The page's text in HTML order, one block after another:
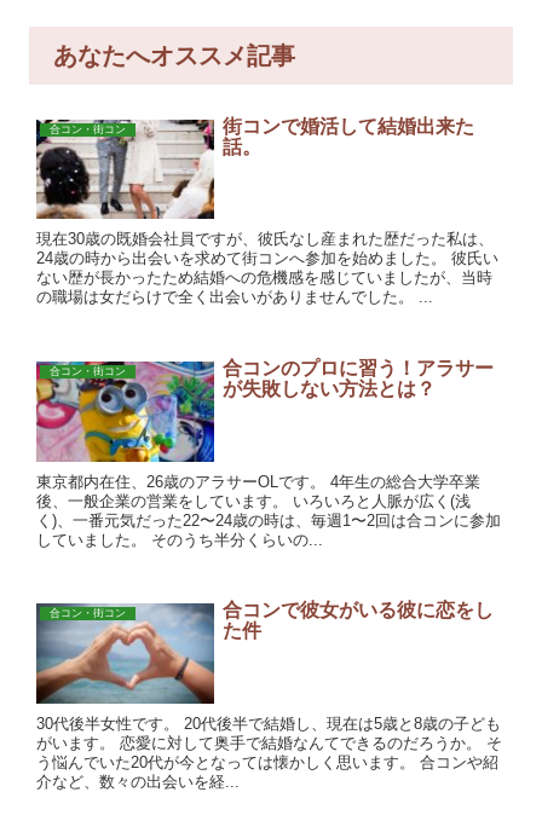
あなたへオススメ記事
合コン・街コン
街コンで婚活して結婚出来た
話。
現在30歳の既婚会社員ですが、彼氏なし産まれた歴だった私は、
24歳の時から出会いを求めて街コンへ参加を始めました。 彼氏い
ない歴が長かったため結婚への危機感を感じていましたが、当時
の職場は女だらけで全く出会いがありませんでした。 ...
合コン・街コン
合コンのプロに習う！アラサー
が失敗しない方法とは？
東京都内在住、26歳のアラサーOLです。 4年生の総合大学卒業
後、一般企業の営業をしています。 いろいろと人脈が広く(浅
く)、一番元気だった22〜24歳の時は、毎週1〜2回は合コンに参加
していました。 そのうち半分くらいの...
合コン・街コン
合コンで彼女がいる彼に恋をし
た件
30代後半女性です。 20代後半で結婚し、現在は5歳と8歳の子ども
がいます。 恋愛に対して奥手で結婚なんてできるのだろうか。 そ
う悩んでいた20代が今となっては懐かしく思います。 合コンや紹
介など、数々の出会いを経...